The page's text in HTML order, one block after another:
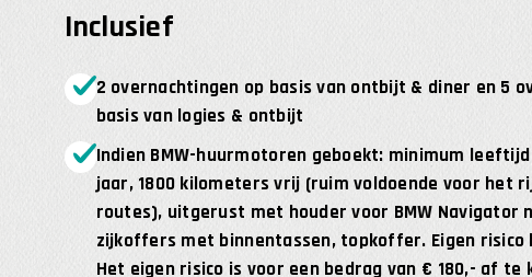
Inclusief
2 overnachtingen op basis van ontbijt & diner en 5
basis van logies & ontbijt
Indien BMW-huurmotoren geboekt: minimum
jaar, 1800 kilometers vrij (ruim voldoende voor het
routes), uitgerust met houder voor BMW Navigator
zijkoffers met binnentassen, topkoffer. Eigen risico
Het eigen risico is voor een bedrag van € 180,- af te